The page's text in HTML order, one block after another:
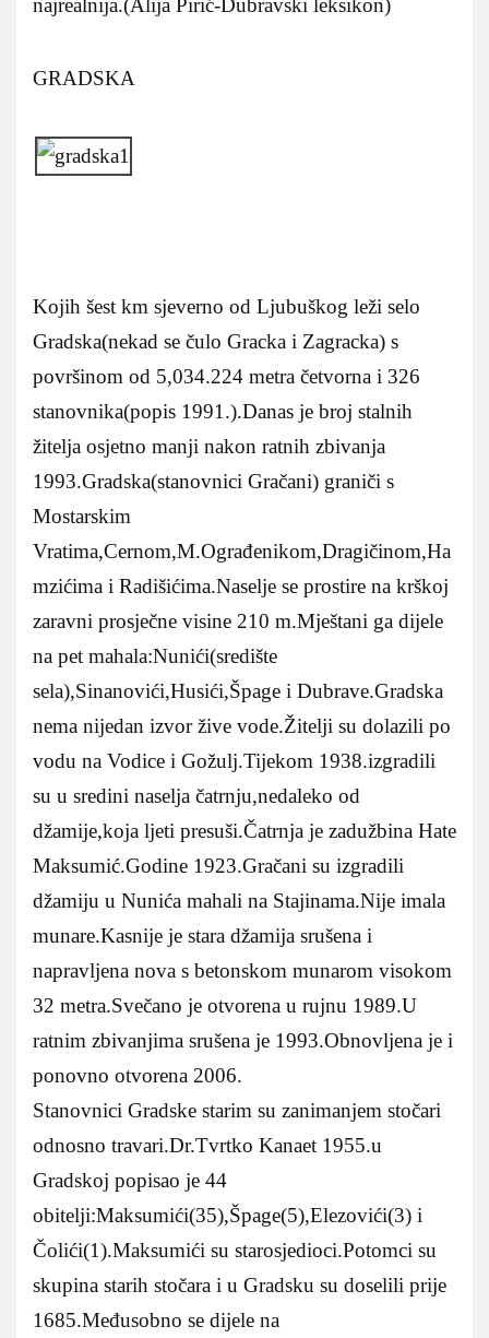
GRADSKA
Kojih šest km sjeverno od Ljubuškog leži selo
Gradska(nekad se čulo Gracka i Zagracka) s
površinom od 5,034.224 metra četvorna i 326
stanovnika(popis 1991.).Danas je broj stalnih
žitelja osjetno manji nakon ratnih zbivanja
1993.Gradska(stanovnici Gračani) graniči s
Mostarskim
Vratima,Cernom,M.Ograđenikom,Dragičinom,Ha
mzićima i Radišićima.Naselje se prostire na krškoj
zaravni prosječne visine 210 m.Mještani ga dijele
na pet mahala:Nunići(središte
sela),Sinanovići,Husići,Špage i Dubrave.Gradska
nema nijedan izvor žive vode.Žitelji su dolazili po
vodu na Vodice i Gožulj.Tijekom 1938.izgradili
su u sredini naselja čatrnju,nedaleko od
džamije,koja ljeti presuši.Čatrnja je zadužbina Hate
Maksumić.Godine 1923.Gračani su izgradili
džamiju u Nunića mahali na Stajinama.Nije imala
munare.Kasnije je stara džamija srušena i
napravljena nova s betonskom munarom visokom
32 metra.Svečano je otvorena u rujnu 1989.U
ratnim zbivanjima srušena je 1993.Obnovljena je i
ponovno otvorena 2006.
Stanovnici Gradske starim su zanimanjem stočari
odnosno travari.Dr.Tvrtko Kanaet 1955.u
Gradskoj popisao je 44
obitelji:Maksumići(35),Špage(5),Elezovići(3) i
Čolići(1).Maksumići su starosjedioci.Potomci su
skupina starih stočara i u Gradsku su doselili prije
1685.Međusobno se dijele na